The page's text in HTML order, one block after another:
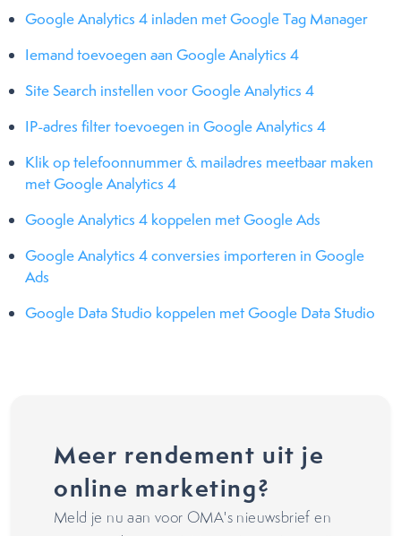
Google Analytics 4 inladen met Google Tag Manager
Iemand toevoegen aan Google Analytics 4
Site Search instellen voor Google Analytics 4
IP-adres filter toevoegen in Google Analytics 4
Klik op telefoonnummer & mailadres meetbaar maken
met Google Analytics 4
Google Analytics 4 koppelen met Google Ads
Google Analytics 4 conversies importeren in Google
Ads
Google Data Studio koppelen met Google Data Studio
Meer rendement uit je
online marketing?
Meld je nu aan voor OMA's nieuwsbrief en